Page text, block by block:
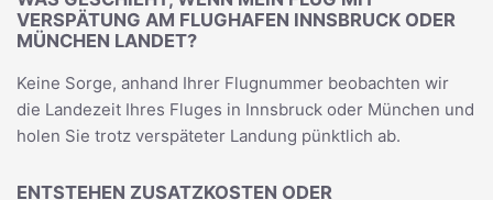
VERSPÄTUNG AM FLUGHAFEN INNSBRUCK ODER
MÜNCHEN LANDET?
Keine Sorge, anhand Ihrer Flugnummer beobachten wir
die Landezeit Ihres Fluges in Innsbruck oder München und
holen Sie trotz verspäteter Landung pünktlich ab.
ENTSTEHEN ZUSATZKOSTEN ODER